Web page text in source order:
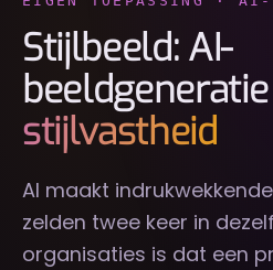
Stijlbeeld: AI-
beeldgeneratie
stijlvastheid
AI maakt
zelden twee keer in
organisaties is dat een